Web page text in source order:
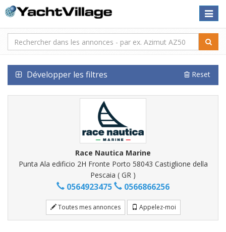
Toggle
Développer les filtres Reset
Race Nautica Marine
Punta Ala edificio 2H Fronte Porto 58043 Castiglione della
Pescaia ( GR )
0564923475 0566866256
Toutes mes annonces Appelez-moi